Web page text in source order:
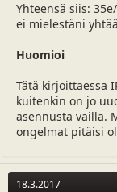
Yhteensä siis:
ei mielestäni
Huomioi
Tätä kirjoittaessa
kuitenkin on jo
asennusta vailla.
ongelmat pitäisi
18.3.2017